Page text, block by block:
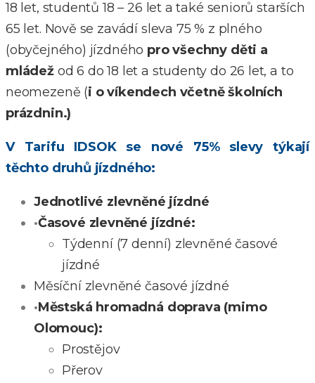
18 let, studentů 18 – 26 let a také seniorů starších
65 let. Nově se zavádí sleva 75 % z plného
(obyčejného) jízdného pro všechny děti a
mládežod 6 do 18 let a studenty do 26 let, a to
neomezeně (i o víkendech včetně školních
prázdnin.)
V Tarifu IDSOK se nové 75% slevy týkají
těchto druhů jízdného:
Jednotlivé zlevněné jízdné
·Časové zlevněné jízdné:
Týdenní (7 denní) zlevněné časové
jízdné
Měsíční zlevněné časové jízdné
·Městská hromadná doprava (mimo
Olomouc):
Prostějov
Přerov